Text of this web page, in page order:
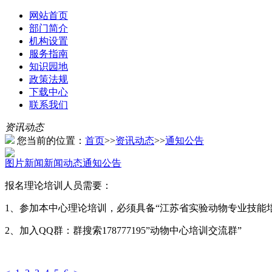
网站首页
部门简介
机构设置
服务指南
知识园地
政策法规
下载中心
联系我们
资讯动态
您当前的位置： 首页>>资讯动态>>通知公告
图片新闻新闻动态通知公告
报名理论培训人员需要：
1、参加本中心理论培训，必须具备“江苏省实验动物专业技能
2、加入QQ群：群搜索178777195”动物中心培训交流群”